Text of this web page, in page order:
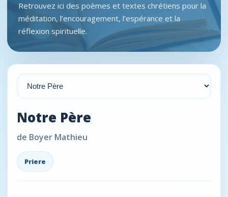
Retrouvez ici des poèmes et textes chrétiens pour la
méditation, l’encouragement, l’espérance et la
réflexion spirituelle.
Notre Père
de Boyer Mathieu
Priere